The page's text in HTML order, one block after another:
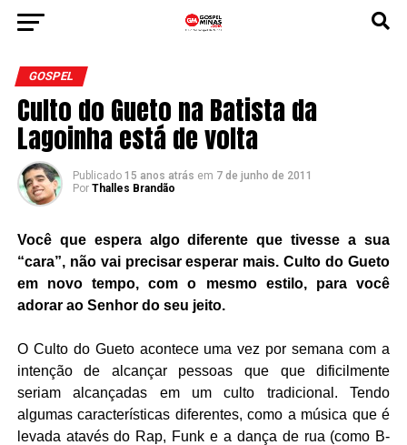
GOSPEL
Culto do Gueto na Batista da
Lagoinha está de volta
Publicado 15 anos atrás em 7 de junho de 2011
Por Thalles Brandão
Você que espera algo diferente que tivesse a sua
“cara”, não vai precisar esperar mais. Culto do Gueto
em novo tempo, com o mesmo estilo, para você
adorar ao Senhor do seu jeito.
O Culto do Gueto acontece uma vez por semana com a
intenção de alcançar pessoas que que dificilmente
seriam alcançadas em um culto tradicional. Tendo
algumas características diferentes, como a música que é
levada atavés do Rap, Funk e a dança de rua (como B-